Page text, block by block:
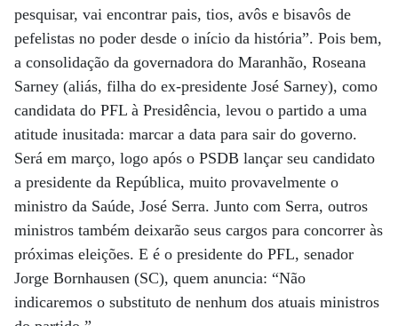
pesquisar, vai encontrar pais, tios, avôs e bisavôs de
pefelistas no poder desde o início da história”. Pois bem,
a consolidação da governadora do Maranhão, Roseana
Sarney (aliás, filha do ex-presidente José Sarney), como
candidata do PFL à Presidência, levou o partido a uma
atitude inusitada: marcar a data para sair do governo.
Será em março, logo após o PSDB lançar seu candidato
a presidente da República, muito provavelmente o
ministro da Saúde, José Serra. Junto com Serra, outros
ministros também deixarão seus cargos para concorrer às
próximas eleições. E é o presidente do PFL, senador
Jorge Bornhausen (SC), quem anuncia: “Não
indicaremos o substituto de nenhum dos atuais ministros